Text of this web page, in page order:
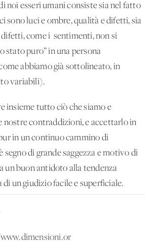
noi esseri umani consiste sia nel fatto
sono luci e ombre, qualità e difetti, sia
difetti, come i sentimenti, non si
stato puro” in una persona
abbiamo già sottolineato, in
variabili).
insieme tutto ciò che siamo e
nostre contraddizioni, e accettarlo in
in un continuo cammino di
segno di grande saggezza e motivo di
un buon antidoto alla tendenza
un giudizio facile e superficiale.